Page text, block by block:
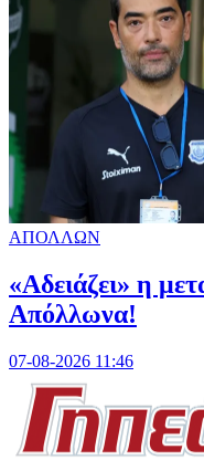
ΑΠΟΛΛΩΝ
«Αδειάζει» η
Απόλλωνα!
07-08-2026 11:46